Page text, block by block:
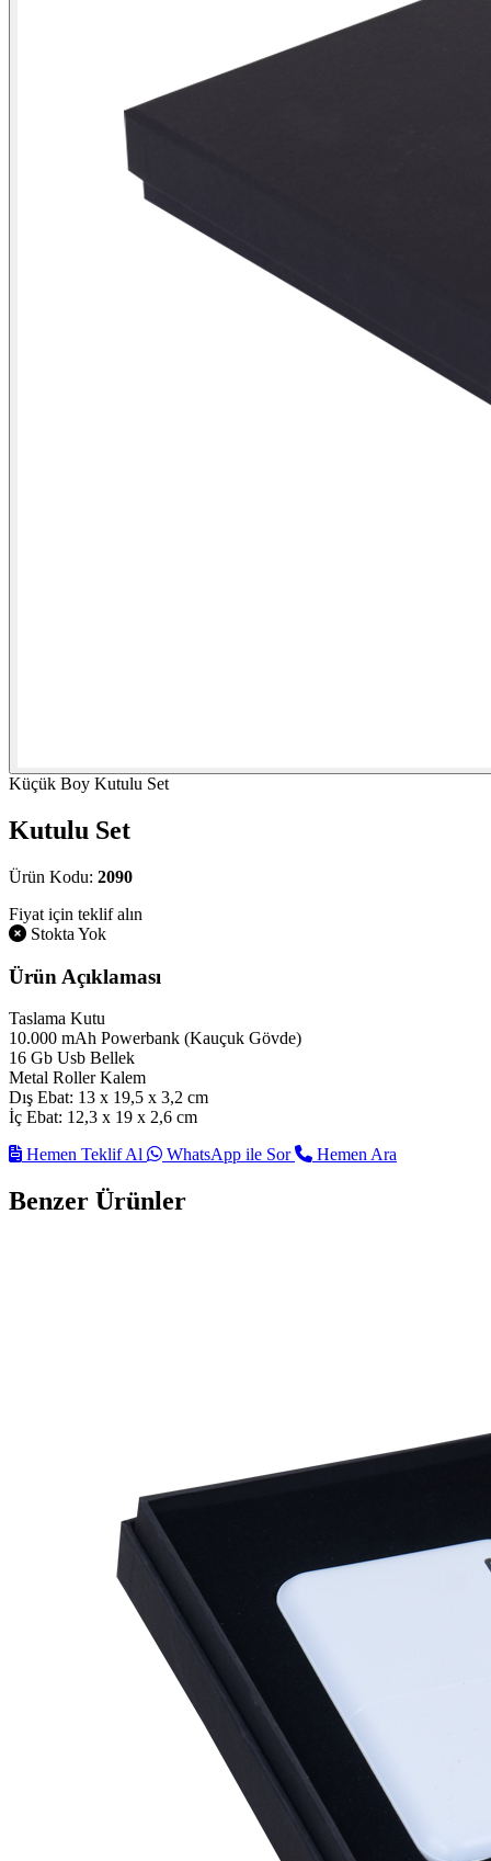
Küçük Boy Kutulu Set
Kutulu Set
Ürün Kodu: 2090
Fiyat için teklif alın
Stokta Yok
Ürün Açıklaması
Taslama Kutu
10.000 mAh Powerbank (Kauçuk Gövde)
16 Gb Usb Bellek
Metal Roller Kalem
Dış Ebat: 13 x 19,5 x 3,2 cm
İç Ebat: 12,3 x 19 x 2,6 cm
Hemen Teklif Al
WhatsApp ile Sor Hemen Ara
Benzer Ürünler